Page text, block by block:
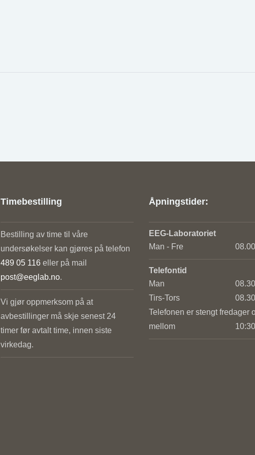
Timebestilling
Bestilling av time til våre
undersøkelser kan gjøres på telefon
489 05 116eller på mail
post@eeglab.no.
Vi gjør oppmerksom på at
avbestillinger må skje senest 24
timer før avtalt time, innen siste
virkedag.
Åpningstider:
EEG-Laboratoriet
Man - Fre
Telefontid
Man
Tirs-Tors
Telefonen er stengt fredager
mellom